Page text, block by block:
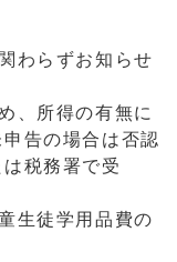
わらずお知らせ
、所得の有無に
告の場合は否認
税務署で受
生徒学用品費の